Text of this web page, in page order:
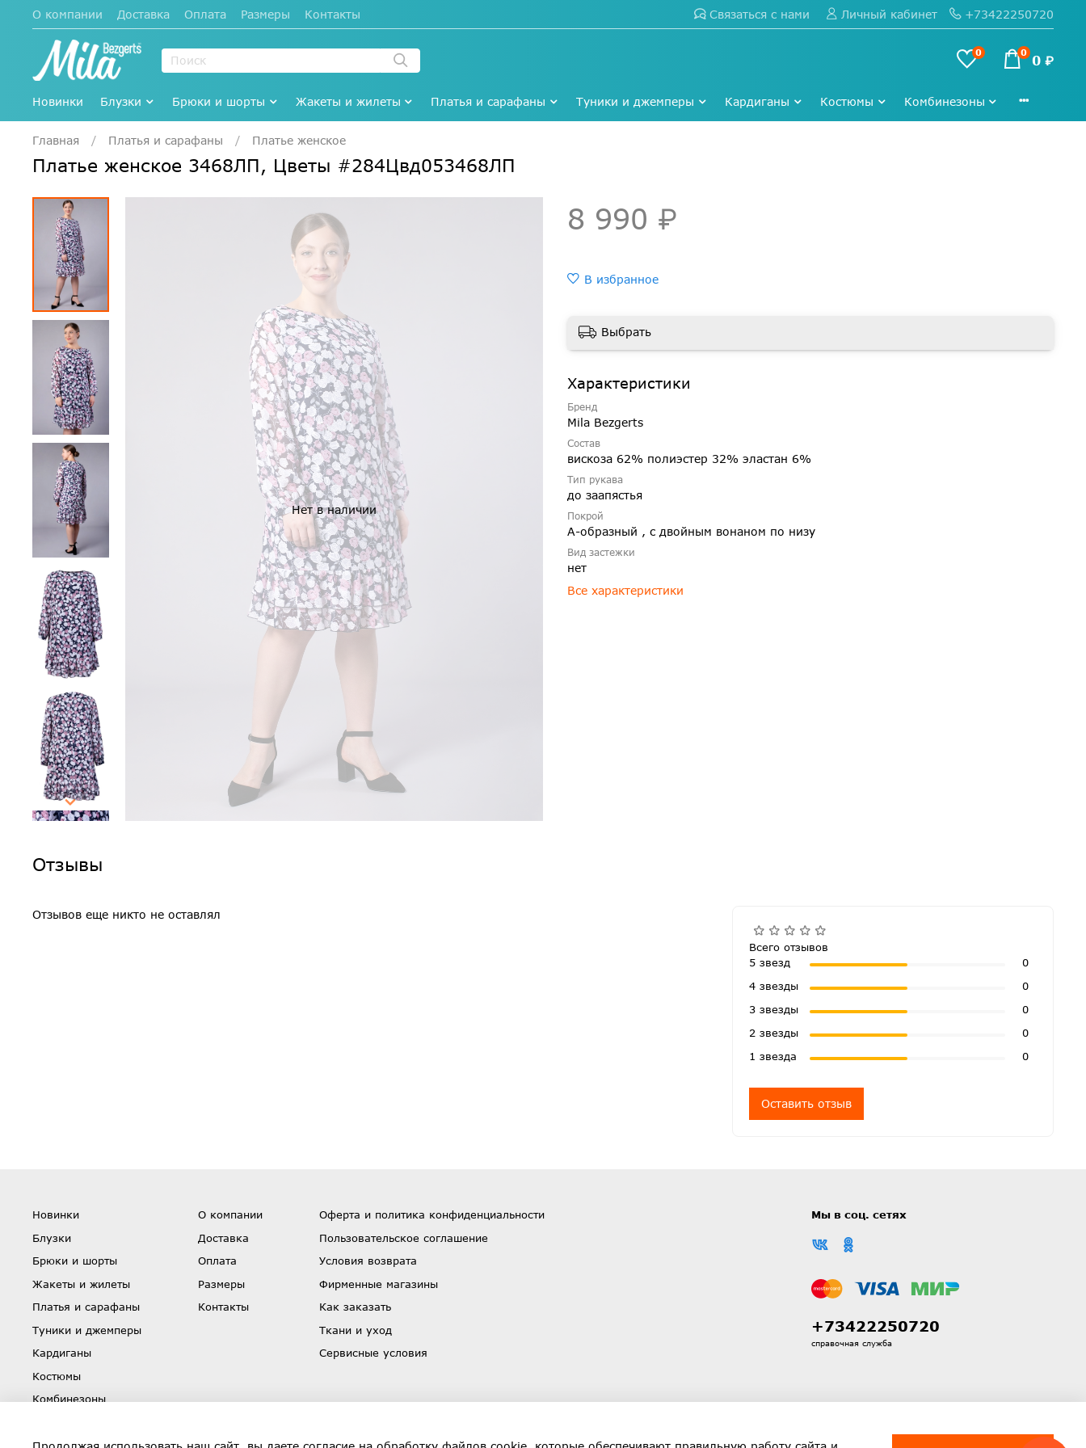
О компании Доставка Оплата Размеры Контакты Связаться с нами Личный кабинет +73422250720
0 0 0 ₽
Новинки Блузки Брюки и шорты Жакеты и жилеты Платья и сарафаны Туники и джемперы Кардиганы Костюмы Комбинезоны
Главная Платья и сарафаны Платье женское
Платье женское 3468ЛП, Цветы #284Цвд053468ЛП
Нет в наличии
8 990 ₽
В избранное
Выбрать
Характеристики
Бренд
Mila Bezgerts
Состав
вискоза 62% полиэстер 32% эластан 6%
Тип рукава
до заапястья
Покрой
А-образный , с двойным вонаном по низу
Вид застежки
нет
Все характеристики
Отзывы
Отзывов еще никто не оставлял
Всего отзывов
5 звезд
0
4 звезды
0
3 звезды
0
2 звезды
0
1 звезда
0
Оставить отзыв
Новинки
Блузки
Брюки и шорты
Жакеты и жилеты
Платья и сарафаны
Туники и джемперы
Кардиганы
Костюмы
Комбинезоны
Скидки
О компании
Доставка
Оплата
Размеры
Контакты
Оферта и политика конфиденциальности
Пользовательское соглашение
Условия возврата
Фирменные магазины
Как заказать
Ткани и уход
Сервисные условия
Мы в соц. сетях
+73422250720
справочная служба